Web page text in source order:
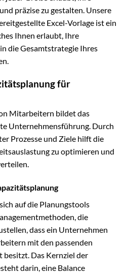
präzise zu gestalten. Unsere
Excel-Vorlage ist ein
Ihnen erlaubt, Ihre
die Gesamtstrategie Ihres
für
Mitarbeitern bildet das
Unternehmensführung. Durch
Prozesse und Ziele hilft die
zu optimieren und
auf die Planungstools
die
dass ein Unternehmen
mit den passenden
besitzt. Das Kernziel der
darin, eine Balance